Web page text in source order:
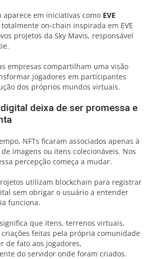
aparece em iniciativas como EVE
totalmente on-chain inspirada em EVE
projetos da Sky Mavis, responsável
empresas compartilham uma visão
jogadores em participantes
dos próprios mundos virtuais.
deixa de ser promessa e
NFTs ficaram associados apenas à
imagens ou itens colecionáveis. Nos
percepção começa a mudar.
utilizam blockchain para registrar
sem obrigar o usuário a entender
funciona.
que itens, terrenos virtuais,
feitas pela própria comunidade
de fato aos jogadores,
do servidor onde foram criados.